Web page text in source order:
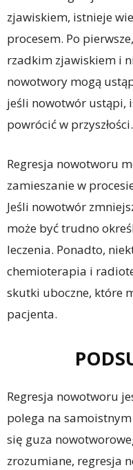
zjawiskiem, istnieje
procesem. Po
rzadkim zjawiskiem i
nowotwory mogą
jeśli nowotwór ustąpi,
powrócić w przyszłości.
Regresja nowotworu
zamieszanie w
Jeśli nowotwór
może być trudno
leczenia. Ponadto,
chemioterapia i
skutki uboczne, które
pacjenta.
Regresja nowotworu
polega na
się guza
zrozumiane, regresja